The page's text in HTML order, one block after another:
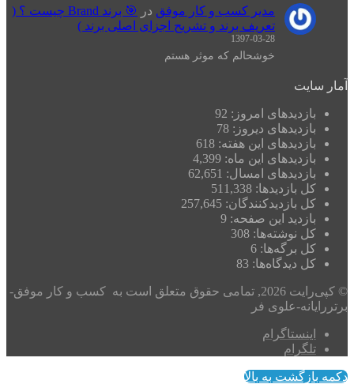
مدیر کسب و کار موفق در
🎯 برند Brand چیست ؟ (
تعریف برند و تشریح اجزای اصلی برند )
1397-03-28
خوشحالم که موثر هستم
آمار سایت
بازدیدهای امروز: 92
بازدیدهای دیروز: 78
بازدیدهای این هفته: 618
بازدیدهای این ماه: 4,399
بازدیدهای امسال: 62,651
کل بازدیدها: 511,338
کل بازدیدکنند‌گان: 257,645
بازدید این صفحه: 9
کل نوشته‌ها: 308
کل برگه‌ها: 6
کل دیدگاه‌ها: 83
© کپی‌رایت 2026, تمامی حقوق متعلق است به کسب و کار موفق-
برتررایانه-علوی فر
اینستاگرام
تلگرام
دکمه بازگشت به بالا